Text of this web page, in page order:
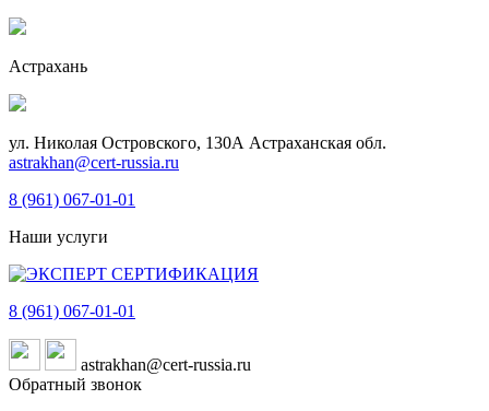
Астрахань
ул. Николая Островского, 130А Астраханская обл.
astrakhan@cert-russia.ru
8 (961) 067-01-01
Наши услуги
8 (961) 067-01-01
astrakhan@cert-russia.ru
Обратный звонок